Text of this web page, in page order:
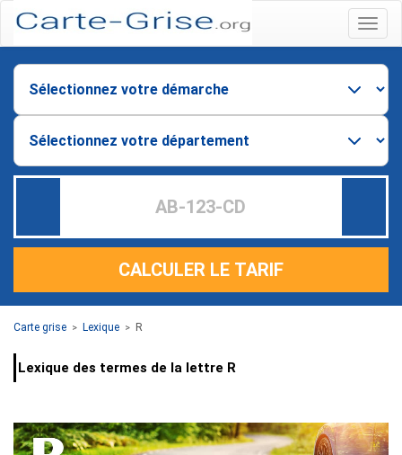
Menu
CALCULER LE TARIF
Carte grise > Lexique > R
Lexique des termes de la lettre R